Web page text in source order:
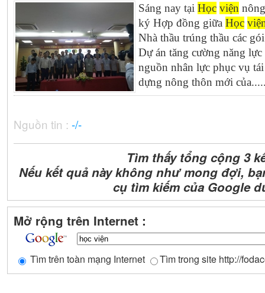
Sáng nay tại Học viện
ký Hợp đồng giữa Học
Nhà thầu trúng thầu các
Dự án tăng cường năng
nguồn nhân lực phục vụ
dựng nông thôn mới
Nguồn tin : -/-
Tìm thấy tổng cộng 3
Nếu kết quả này không như mong đợi,
cụ tìm kiếm của Google
Mở rộng trên Internet :
Tìm trên toàn mạng Internet Tìm trong site http://